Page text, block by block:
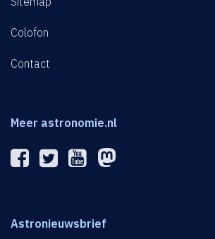
Colofon
Contact
Meer astronomie.nl
Astronieuwsbrief